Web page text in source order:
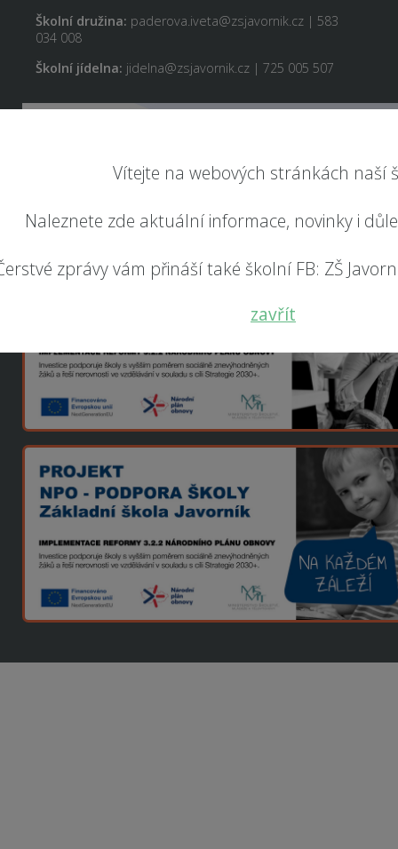
Vítejte na webových stránkách naší
Naleznete zde aktuální informace, novinky i
zprávy vám přináší také školní FB: ZŠ
zavřít
Školní družina: paderova.iveta@zsjavornik.cz | 583
034 008
Školní jídelna: jidelna@zsjavornik.cz | 725 005 507